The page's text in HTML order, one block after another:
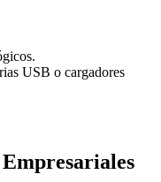
USB o cargadores
Empresariales